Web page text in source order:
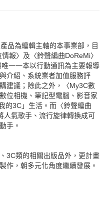
品為編輯主軸的本事業部，目
報〉及〈鈴聲編曲DoReMi〉
一一本以行動通訊為主要報導
介紹、系統業者加值服務評
建議；除此之外，〈My3C數
位相機、筆記型電腦、影音家
的3C」生活。而〈鈴聲編曲
人氣歌手、流行旋律轉換成可
手。
3C類的相關出版品外，更計畫
作，朝多元化角度繼續發展。